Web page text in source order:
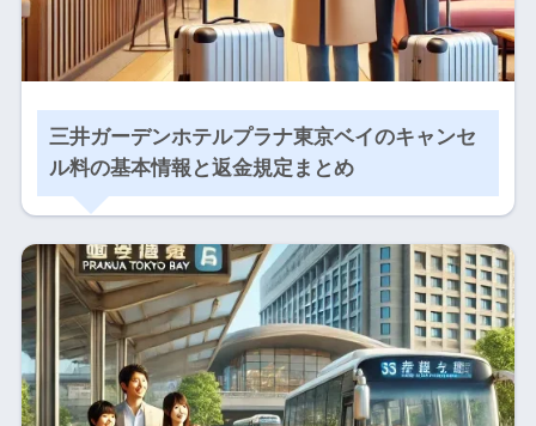
三井ガーデンホテルプラナ東京ベイのキャンセ
ル料の基本情報と返金規定まとめ